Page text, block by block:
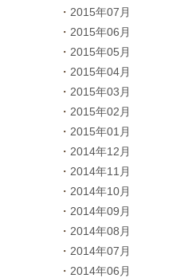
2015年07月
2015年06月
2015年05月
2015年04月
2015年03月
2015年02月
2015年01月
2014年12月
2014年11月
2014年10月
2014年09月
2014年08月
2014年07月
2014年06月